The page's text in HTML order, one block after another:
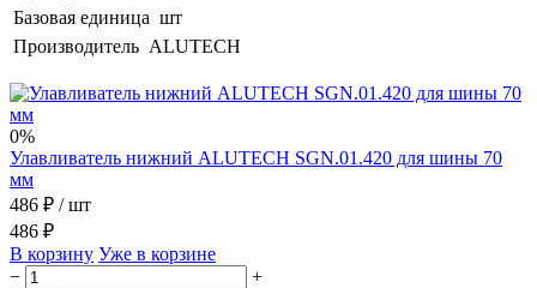
Базовая единица шт
Производитель ALUTECH
0%
Улавливатель нижний ALUTECH SGN.01.420 для шины 70
мм
486 ₽ / шт
486 ₽
В корзину Уже в корзине
−
+